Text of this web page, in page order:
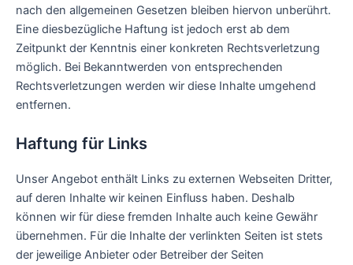
nach den allgemeinen Gesetzen bleiben hiervon unberührt.
Eine diesbezügliche Haftung ist jedoch erst ab dem
Zeitpunkt der Kenntnis einer konkreten Rechtsverletzung
möglich. Bei Bekanntwerden von entsprechenden
Rechtsverletzungen werden wir diese Inhalte umgehend
entfernen.
Haftung für Links
Unser Angebot enthält Links zu externen Webseiten Dritter,
auf deren Inhalte wir keinen Einfluss haben. Deshalb
können wir für diese fremden Inhalte auch keine Gewähr
übernehmen. Für die Inhalte der verlinkten Seiten ist stets
der jeweilige Anbieter oder Betreiber der Seiten